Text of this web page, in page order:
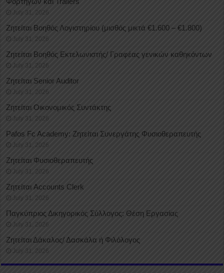
July 31, 2026
Ζητείται Βοηθός Λογιστηρίου (μισθός μικτά €1.600 – €1.800)
July 31, 2026
Ζητείται Βοηθός Εκτελωνιστής/ Γραφέας γενικών καθηκόντων
July 31, 2026
Ζητείται Senior Auditor
July 31, 2026
Ζητείται Οικονομικός Συντάκτης
July 31, 2026
Pafos Fc Academy: Ζητείται Συνεργάτης Φυσιοθεραπευτής
July 31, 2026
Ζητείται Φυσιοθεραπευτής
July 31, 2026
Ζητείται Accounts Clerk
July 31, 2026
Παγκύπριος Δικηγορικός Σύλλογος: Θέση Εργασίας
July 31, 2026
Ζητείται Δάκαλος/ Δασκάλα ή Φιλόλογος
July 31, 2026